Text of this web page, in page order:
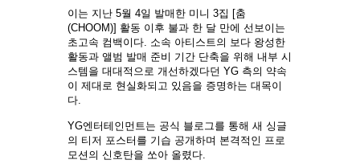
이는 지난 5월 4일 발매한 미니 3집 [춤
(CHOOM)] 활동 이후 불과 한 달 만에 선보이는
초고속 컴백이다. 소속 아티스트의 보다 왕성한
활동과 앨범 발매 준비 기간 단축을 위해 내부 시
스템을 대대적으로 개선하겠다던 YG 측의 약속
이 제대로 현실화되고 있음을 증명하는 대목이
다.
YG엔터테인먼트는 공식 블로그를 통해 새 싱글
의 티저 포스터를 기습 공개하며 본격적인 프로
모션의 신호탄을 쏘아 올렸다.